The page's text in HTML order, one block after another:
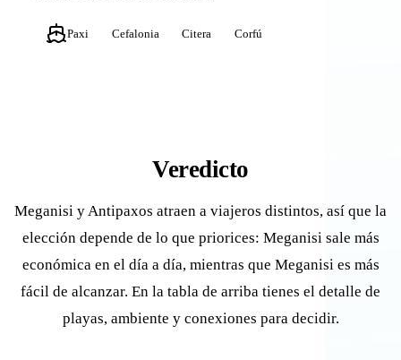
Paxi Cefalonia Citera Corfú
Veredicto
Meganisi y Antipaxos atraen a viajeros distintos, así que la
elección depende de lo que priorices: Meganisi sale más
económica en el día a día, mientras que Meganisi es más
fácil de alcanzar. En la tabla de arriba tienes el detalle de
playas, ambiente y conexiones para decidir.